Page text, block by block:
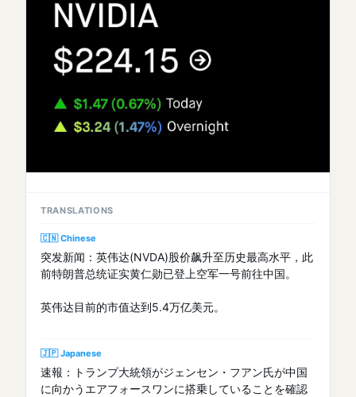
TRANSLATIONS
🇨🇳 Chinese
突发新闻：英伟达(NVDA)股价飙升至历史最高水平，此
前特朗普总统证实黄仁勋已登上空军一号前往中国。
英伟达目前的市值达到5.4万亿美元。
🇯🇵 Japanese
速報：トランプ大統領がジェンセン・フアン氏が中国
に向かうエアフォースワンに搭乗していることを確認